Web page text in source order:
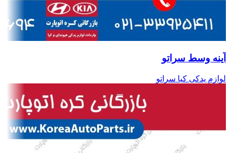
آینه وسط سراتو
لوازم یدکی کیا سراتو